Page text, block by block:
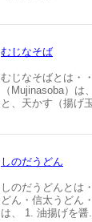
むじなそば
むじなそばとは・
（Mujinasoba）
と、天かす（揚げ
しのだうどん
しのだうどんとは
どん・信太うどん
は、 1. 油揚げを醤...